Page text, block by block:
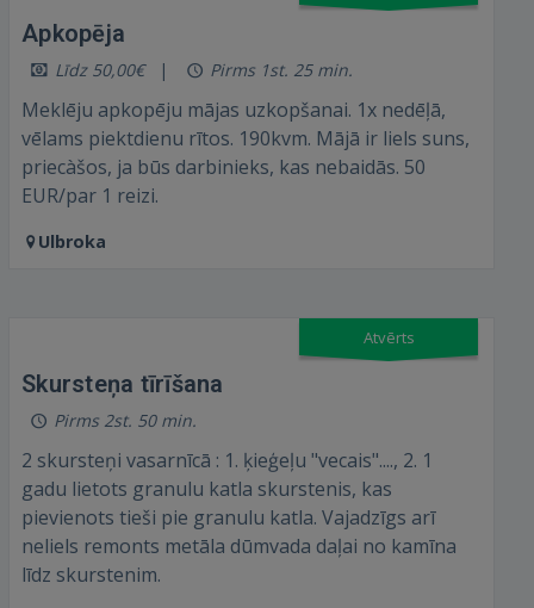
Apkopēja
Līdz 50,00€ Pirms 1st. 25 min.
Meklēju apkopēju mājas uzkopšanai. 1x nedēļā,
vēlams piektdienu rītos. 190kvm. Mājā ir liels suns,
priecàšos, ja būs darbinieks, kas nebaidās. 50
EUR/par 1 reizi.
Ulbroka
Atvērts
Skursteņa tīrīšana
Pirms 2st. 50 min.
2 skursteņi vasarnīcā : 1. ķieģeļu "vecais"...., 2. 1
gadu lietots granulu katla skurstenis, kas
pievienots tieši pie granulu katla. Vajadzīgs arī
neliels remonts metāla dūmvada daļai no kamīna
līdz skurstenim.